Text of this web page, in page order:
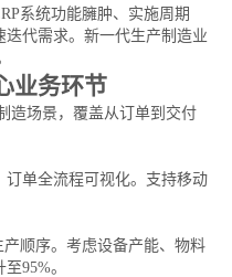
系统功能臃肿、实施周期
代需求。新一代生产制造业
业务环节
造场景，覆盖从订单到交付
单全流程可视化。支持移动
顺序。考虑设备产能、物料
95%。